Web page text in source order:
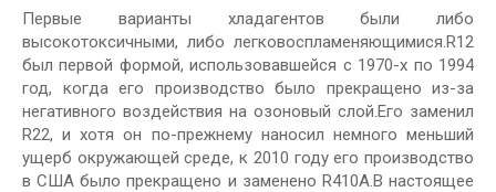
Первые варианты хладагентов были либо
высокотоксичными, либо легковоспламеняющимися.R12
был первой формой, использовавшейся с 1970-х по 1994
год, когда его производство было прекращено из-за
негативного воздействия на озоновый слой.Его заменил
R22, и хотя он по-прежнему наносил немного меньший
ущерб окружающей среде, к 2010 году его производство
в США было прекращено и заменено R410A.В настоящее